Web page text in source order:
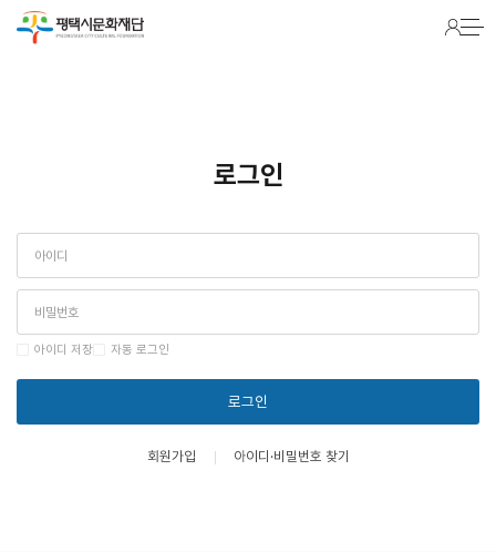
Warning : Packets out of order. Expected 1 received 0. Packet size=145 in
/hosting/fs241022/html/lib/common.lib.php
로그인
아이디 저장 자동 로그인
로그인
회원가입 아이디·비밀번호 찾기